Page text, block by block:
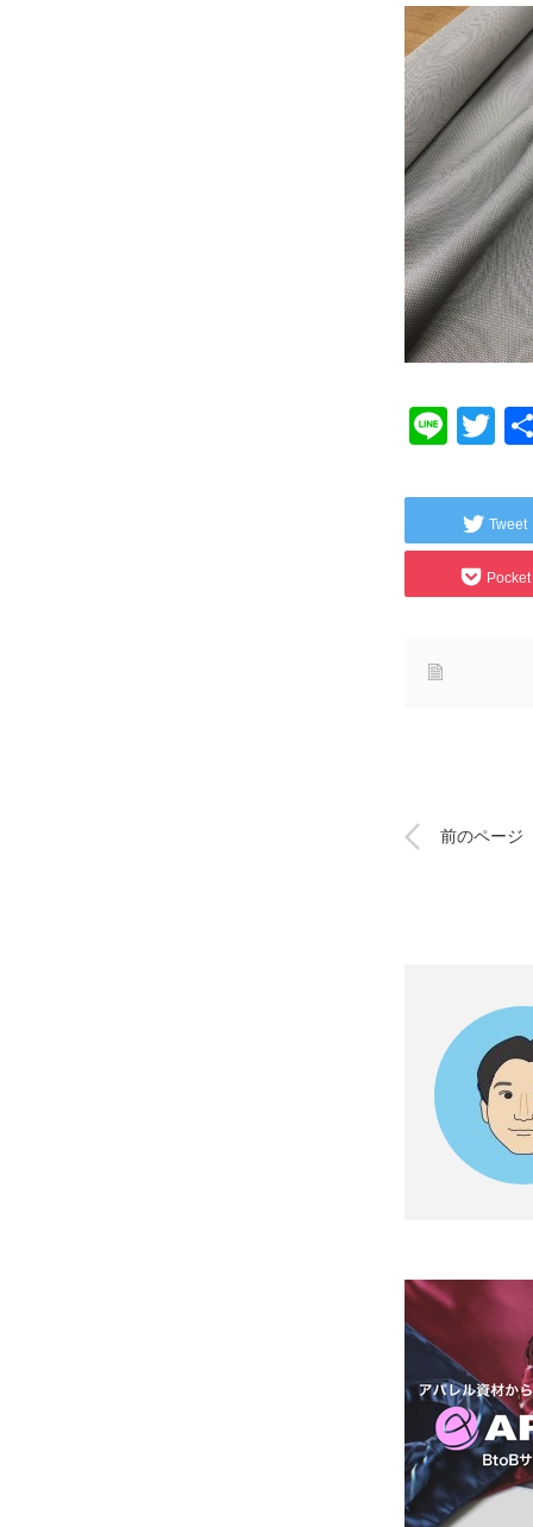
Line
Tweet
Pocket
前のページ